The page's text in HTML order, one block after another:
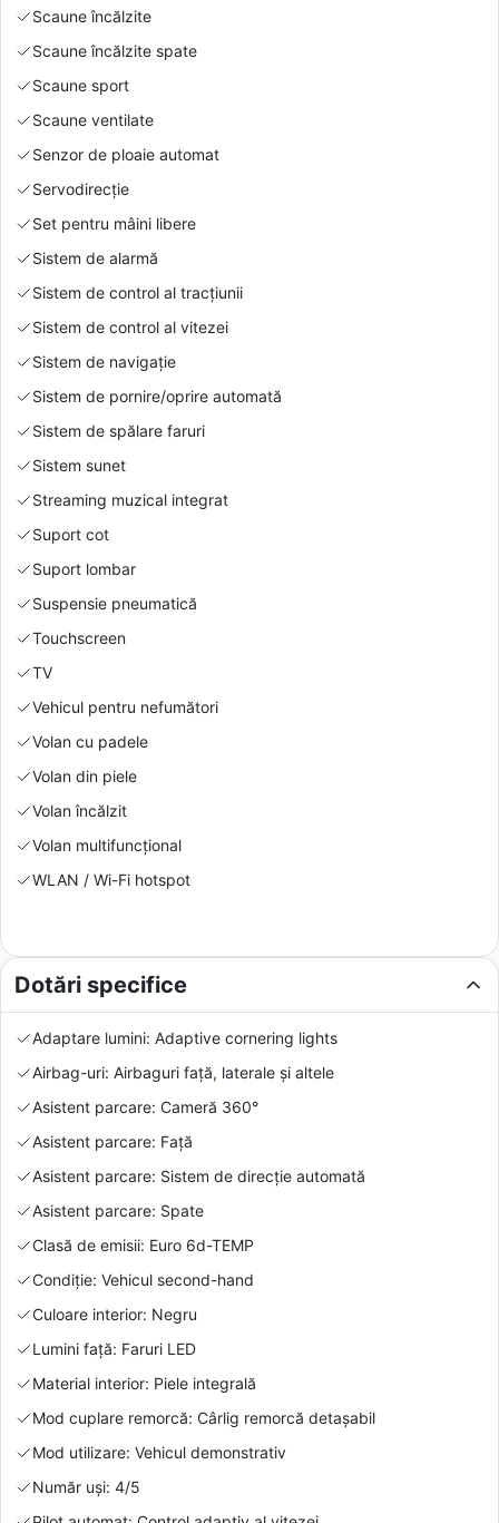
Scaune încălzite
Scaune încălzite spate
Scaune sport
Scaune ventilate
Senzor de ploaie automat
Servodirecție
Set pentru mâini libere
Sistem de alarmă
Sistem de control al tracțiunii
Sistem de control al vitezei
Sistem de navigație
Sistem de pornire/oprire automată
Sistem de spălare faruri
Sistem sunet
Streaming muzical integrat
Suport cot
Suport lombar
Suspensie pneumatică
Touchscreen
TV
Vehicul pentru nefumători
Volan cu padele
Volan din piele
Volan încălzit
Volan multifuncțional
WLAN / Wi-Fi hotspot
Dotări specifice
Adaptare lumini: Adaptive cornering lights
Airbag-uri: Airbaguri față, laterale și altele
Asistent parcare: Cameră 360°
Asistent parcare: Față
Asistent parcare: Sistem de direcție automată
Asistent parcare: Spate
Clasă de emisii: Euro 6d-TEMP
Condiție: Vehicul second-hand
Culoare interior: Negru
Lumini față: Faruri LED
Material interior: Piele integrală
Mod cuplare remorcă: Cârlig remorcă detașabil
Mod utilizare: Vehicul demonstrativ
Număr uși: 4/5